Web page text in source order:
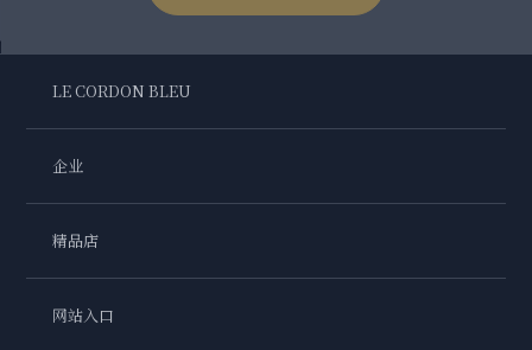
LE CORDON BLEU
企业
精品店
网站入口